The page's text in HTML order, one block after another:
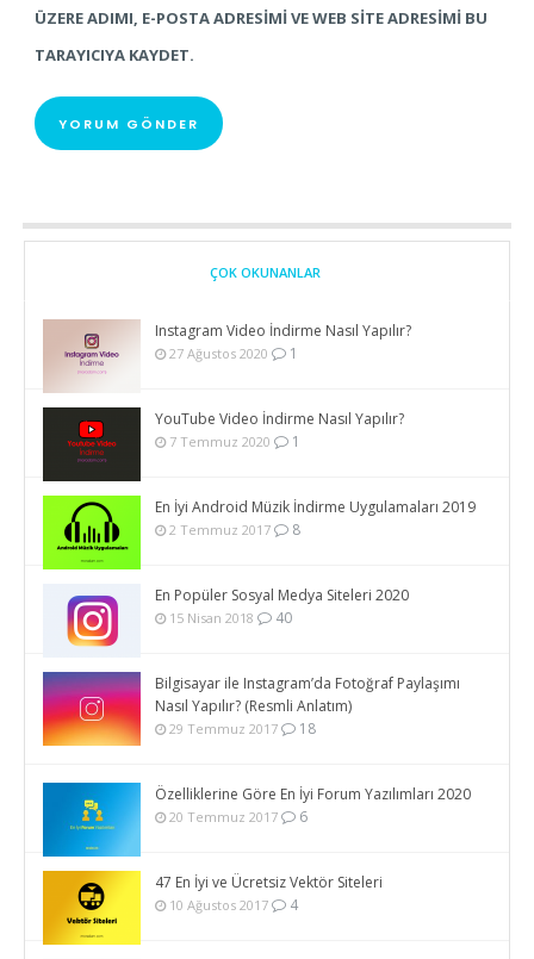
ÜZERE ADIMI, E-POSTA ADRESIMI VE WEB SITE ADRESIMI BU
TARAYICIYA KAYDET.
ÇOK OKUNANLAR
Instagram Video İndirme Nasıl Yapılır?
27 Ağustos 2020 1
YouTube Video İndirme Nasıl Yapılır?
7 Temmuz 2020 1
En İyi Android Müzik İndirme Uygulamaları 2019
2 Temmuz 2017 8
En Popüler Sosyal Medya Siteleri 2020
15 Nisan 2018 40
Bilgisayar ile Instagram’da Fotoğraf Paylaşımı
Nasıl Yapılır? (Resmli Anlatım)
29 Temmuz 2017 18
Özelliklerine Göre En İyi Forum Yazılımları 2020
20 Temmuz 2017 6
47 En İyi ve Ücretsiz Vektör Siteleri
10 Ağustos 2017 4